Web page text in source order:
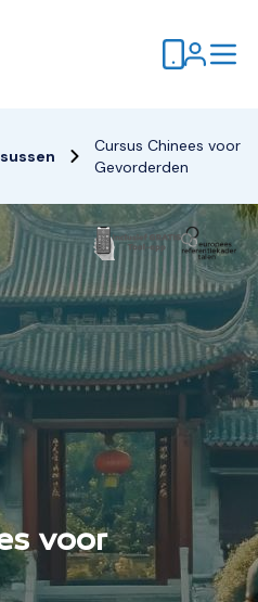
Cursus Chinees voor
Gevorderden
voor